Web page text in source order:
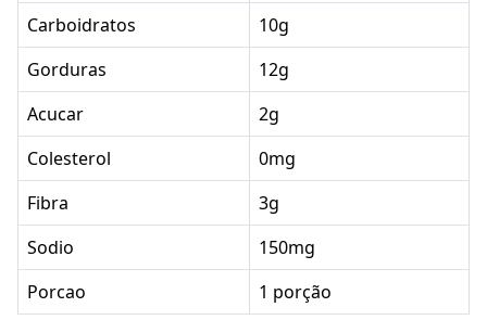
Carboidratos
10g
Gorduras
12g
Acucar
2g
Colesterol
0mg
Fibra
3g
Sodio
150mg
Porcao
1 porção